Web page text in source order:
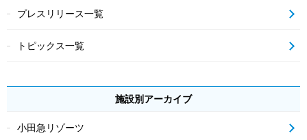
プレスリリース一覧
トピックス一覧
施設別アーカイブ
小田急リゾーツ